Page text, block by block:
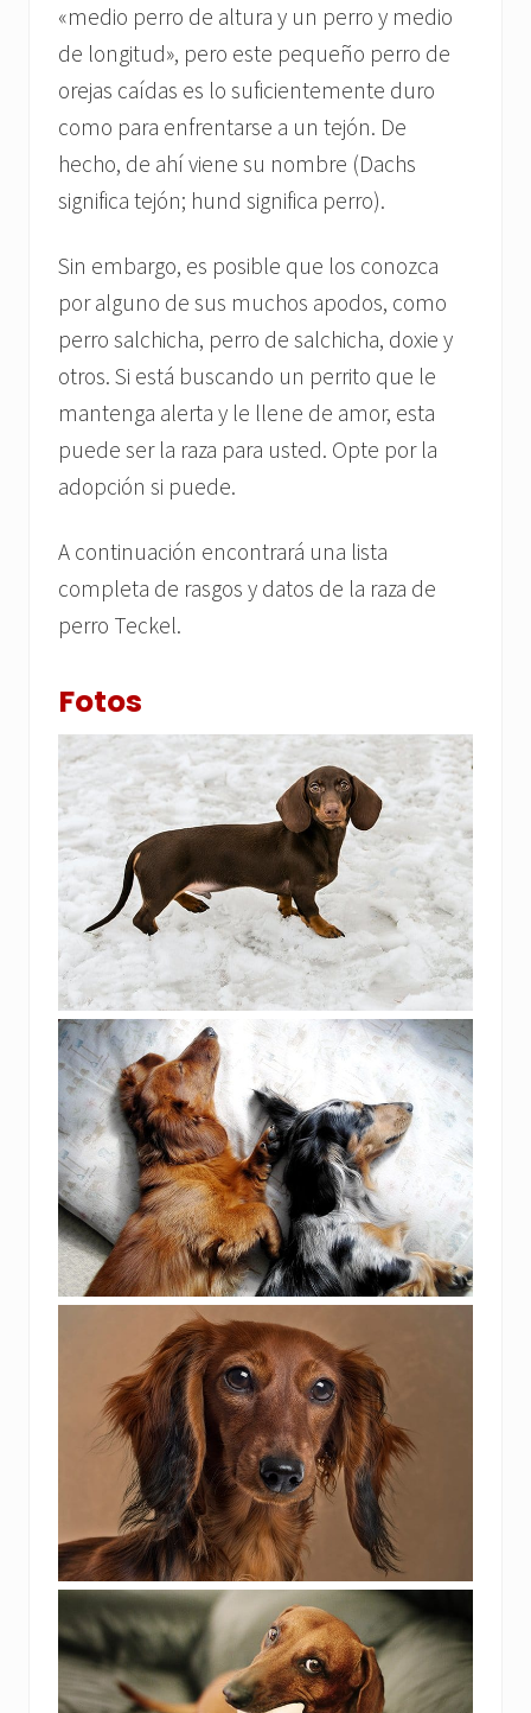
«medio perro de altura y un perro y medio
de longitud», pero este pequeño perro de
orejas caídas es lo suficientemente duro
como para enfrentarse a un tejón. De
hecho, de ahí viene su nombre (Dachs
significa tejón; hund significa perro).
Sin embargo, es posible que los conozca
por alguno de sus muchos apodos, como
perro salchicha, perro de salchicha, doxie y
otros. Si está buscando un perrito que le
mantenga alerta y le llene de amor, esta
puede ser la raza para usted. Opte por la
adopción si puede.
A continuación encontrará una lista
completa de rasgos y datos de la raza de
perro Teckel.
Fotos